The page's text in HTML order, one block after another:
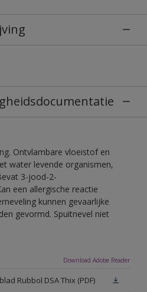
Ontvlambare vloeistof en
water levende organismen,
3-jood-2-
een allergische reactie
kunnen gevaarlijke
gevormd. Spuitnevel niet
Download Adobe Reader
Rubbol DSA Thix (PDF)